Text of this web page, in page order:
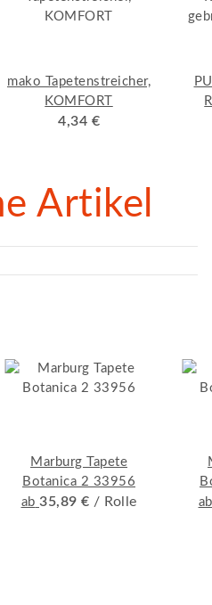
mako Tapetenstreicher,
KOMFORT
4,34 €
Artikel
Marburg Tapete
Botanica 2 33956
ab 35,89 € / Rolle
ab